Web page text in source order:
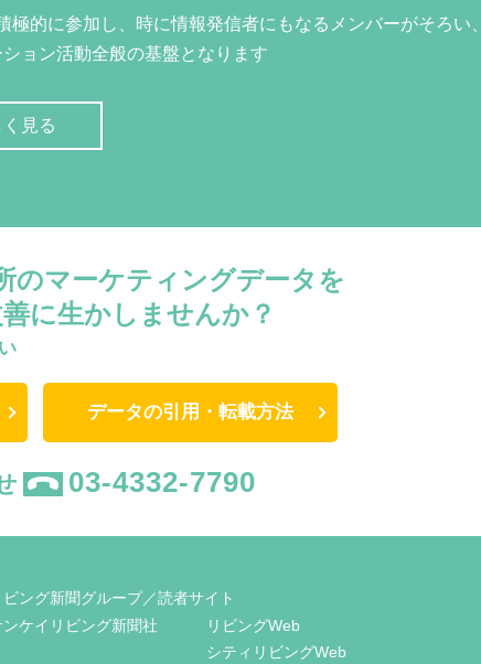
的に参加し、時に情報発信者にもなるメンバーがそろい、
ョン活動全般の基盤となります
見る
のマーケティングデータを
に生かしませんか？
データの引用・転載方法
03-4332-7790
ビング新聞グループ／読者サイト
ンケイリビング新聞社
リビングWeb
シティリビングWeb